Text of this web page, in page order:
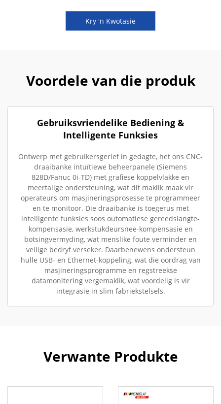
Kry 'n Kwotasie
Voordele van die produk
Gebruiksvriendelike Bediening &
Intelligente Funksies
Ontwerp met gebruikersgerief in gedagte, het ons CNC-
draaibanke intuïtiewe beheerpanele (Siemens
828D/Fanuc 0i-TD) met grafiese koppelvlakke en
meertalige ondersteuning, wat dit maklik maak vir
operateurs om masjineringsprosesse te programmeer
en te monitoor. Die draaibanke is toegerus met
intelligente funksies soos outomatiese gereedslangte-
kompensasie, werkstukdeursnee-kompensasie en
botsingvermyding, wat menslike foute verminder en
veilige bedryf verseker. Daarbenewens ondersteun
hulle USB- en Ethernet-koppeling, wat die oordrag van
masjineringsprogramme en regstreekse
datamonitering vergemaklik, wat voordelig is vir
integrasie in slim fabriekstelsels.
Verwante Produkte